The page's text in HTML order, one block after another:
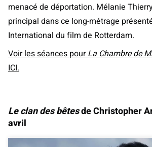
menacé de déportation. Mélanie
principal dans ce long-métrage
International du film de Rotterdam.
Voir les séances pourLa Chambre de
ICI.
Le clan des bêtesde Christopher
avril